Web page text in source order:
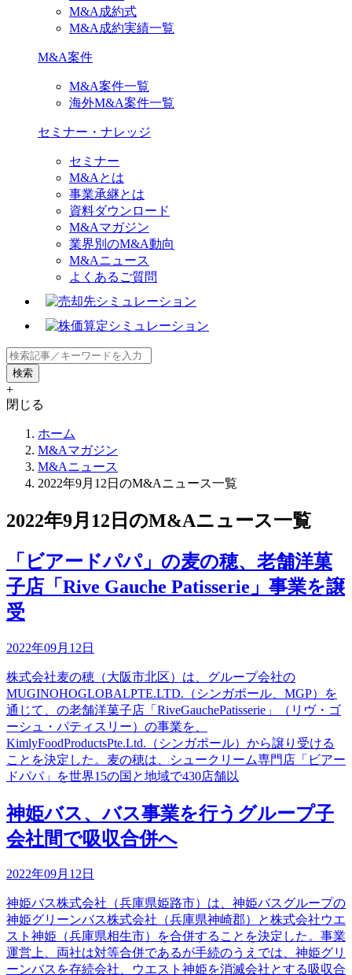
M&A成約式
M&A成約実績一覧
M&A案件
M&A案件一覧
海外M&A案件一覧
セミナー・ナレッジ
セミナー
M&Aとは
事業承継とは
資料ダウンロード
M&Aマガジン
業界別のM&A動向
M&Aニュース
よくあるご質問
+
閉じる
ホーム
M&Aマガジン
M&Aニュース
2022年9月12日のM&Aニュース一覧
2022年9月12日のM&Aニュース一覧
「ビアードパパ」の麦の穂、老舗洋菓
子店「Rive Gauche Patisserie」事業を譲
受
2022年09月12日
株式会社麦の穂（大阪市北区）は、グループ会社の
MUGINOHOGLOBALPTE.LTD.（シンガポール、MGP）を
通じて、の老舗洋菓子店「RiveGauchePatisserie」（リヴ・ゴ
ーシュ・パティスリー）の事業を、
KimlyFoodProductsPte.Ltd.（シンガポール）から譲り受ける
ことを決定した。麦の穂は、シュークリーム専門店「ビアー
ドパパ」を世界15の国と地域で430店舗以
神姫バス、バス事業を行うグループ子
会社間で吸収合併へ
2022年09月12日
神姫バス株式会社（兵庫県姫路市）は、神姫バスグループの
神姫グリーンバス株式会社（兵庫県神崎郡）と株式会社ウエ
スト神姫（兵庫県相生市）を合併することを決定した。事業
運営上、両社は対等合併であるが手続のうえでは、神姫グリ
ーンバスを存続会社、ウエスト神姫を消滅会社とする吸収合